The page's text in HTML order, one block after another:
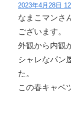
2023年4月28日
なまこマンさ
ございます。
外観から内観
シャレなパン
た。
この春キャベ